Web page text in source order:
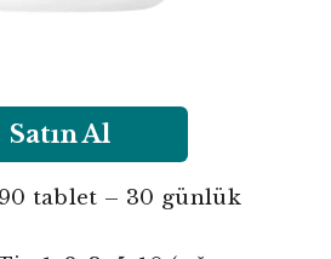
Satın Al
tablet – 30 günlük